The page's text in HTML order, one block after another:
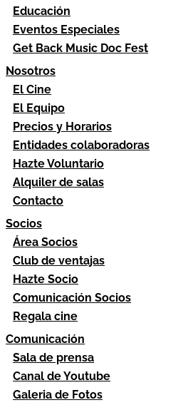
Educación
Eventos Especiales
Get Back Music Doc Fest
Nosotros
El Cine
El Equipo
Precios y Horarios
Entidades colaboradoras
Hazte Voluntario
Alquiler de salas
Contacto
Socios
Área Socios
Club de ventajas
Hazte Socio
Comunicación Socios
Regala cine
Comunicación
Sala de prensa
Canal de Youtube
Galeria de Fotos